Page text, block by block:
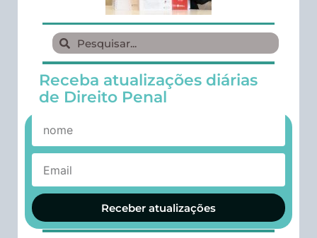
Receba atualizações diárias
de Direito Penal
Receber atualizações